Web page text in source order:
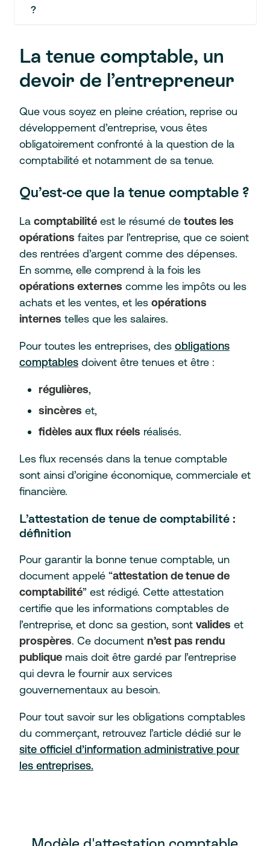
?
La tenue comptable, un
devoir de l’entrepreneur
Que vous soyez en pleine création, reprise ou
développement d’entreprise, vous êtes
obligatoirement confronté à la question de la
comptabilité et notamment de sa tenue.
Qu’est-ce que la tenue comptable ?
La comptabilitéest le résumé de toutes les
opérations faites par l’entreprise, que ce soient
des rentrées d’argent comme des dépenses.
En somme, elle comprend à la fois les
opérations externes comme les impôts ou les
achats et les ventes, et les opérations
internes telles que les salaires.
Pour toutes les entreprises, des obligations
comptablesdoivent être tenues et être :
régulières,
sincères et,
fidèles aux flux réels réalisés.
Les flux recensés dans la tenue comptable
sont ainsi d’origine économique, commerciale et
financière.
L’attestation de tenue de comptabilité :
définition
Pour garantir la bonne tenue comptable, un
document appelé “attestation de tenue de
comptabilité” est rédigé. Cette attestation
certifie que les informations comptables de
l’entreprise, et donc sa gestion, sont valides et
prospères. Ce document n’est pas rendu
publiquemais doit être gardé par l’entreprise
qui devra le fournir aux services
gouvernementaux au besoin.
Pour tout savoir sur les obligations comptables
du commerçant, retrouvez l’article dédié sur le
site officiel d’information administrative pour
les entreprises.